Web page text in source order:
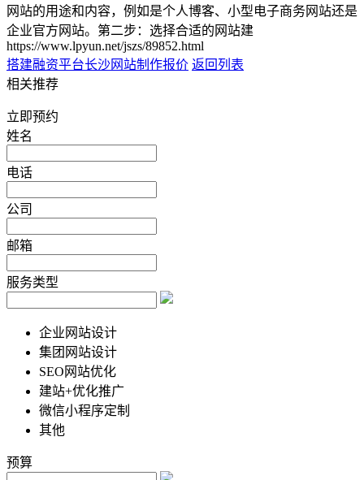
网站的用途和内容，例如是个人博客、小型电子商务网站还是
企业官方网站。第二步：选择合适的网站建
https://www.lpyun.net/jszs/89852.html
搭建融资平台长沙网站制作报价 返回列表
相关推荐
立即预约
姓名
电话
公司
邮箱
服务类型
企业网站设计
集团网站设计
SEO网站优化
建站+优化推广
微信小程序定制
其他
预算